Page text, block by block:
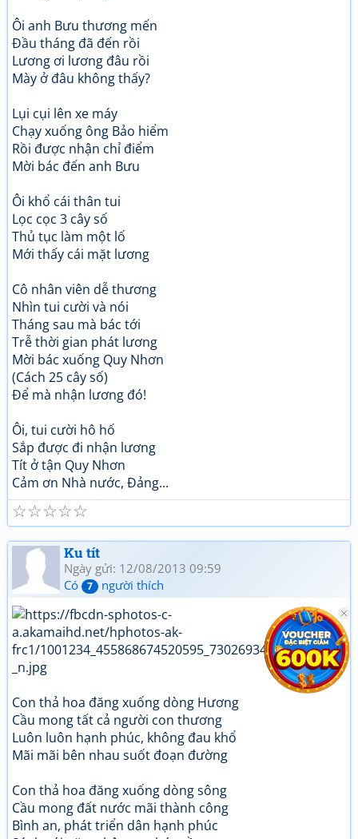
Ôi anh Bưu thương mến
Đầu tháng đã đến rồi
Lương ơi lương đâu rồi
Mày ở đâu không thấy?
Lụi cụi lên xe máy
Chạy xuống ông Bảo hiểm
Rồi được nhận chỉ điểm
Mời bác đến anh Bưu
Ôi khổ cái thân tui
Lọc cọc 3 cây số
Thủ tục làm một lố
Mới thấy cái mặt lương
Cô nhân viên dễ thương
Nhìn tui cười và nói
Tháng sau mà bác tới
Trễ thời gian phát lương
Mời bác xuống Quy Nhơn
(Cách 25 cây số)
Để mà nhận lương đó!
Ôi, tui cười hô hố
Sắp được đi nhận lương
Tít ở tận Quy Nhơn
Cảm ơn Nhà nước, Đảng...
☆
☆
☆
☆
☆
Ku tít
Ngày gửi: 12/08/2013 09:59
Có
7 người thích
Con thả hoa đăng xuống dòng Hương
Cầu mong tất cả người con thương
Luôn luôn hạnh phúc, không đau khổ
Mãi mãi bên nhau suốt đoạn đường
Con thả hoa đăng xuống dòng sông
Cầu mong đất nước mãi thành công
Bình an, phát triển dân hạnh phúc